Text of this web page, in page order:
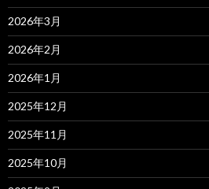
2026年3月
2026年2月
2026年1月
2025年12月
2025年11月
2025年10月